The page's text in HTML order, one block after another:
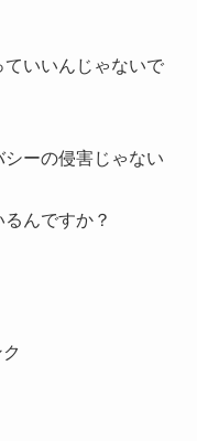
いいんじゃないで
ーの侵害じゃない
んですか？